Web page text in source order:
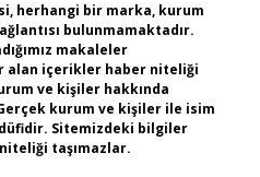
herhangi bir marka, kurum
bulunmamaktadır.
makaleler
alan içerikler haber niteliği
ve kişiler hakkında
kurum ve kişiler ile isim
Sitemizdeki bilgiler
taşımazlar.